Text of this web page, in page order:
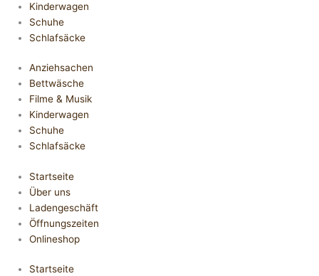
Kinderwagen
Schuhe
Schlafsäcke
Anziehsachen
Bettwäsche
Filme & Musik
Kinderwagen
Schuhe
Schlafsäcke
Startseite
Über uns
Ladengeschäft
Öffnungszeiten
Onlineshop
Startseite